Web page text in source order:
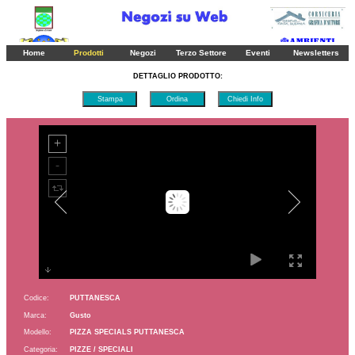
Home Prodotti Negozi Terzo Settore Eventi Newsletters
Pagina 1 4 6 7 10 12 14 16 17 20 21 23
25
26 27 30 31
DETTAGLIO PRODOTTO:
Stampa Ordina Chiedi Info
Codice: PUTTANESCA
Marca: Gusto
Modello: PIZZA SPECIALS PUTTANESCA
Categoria: PIZZE / SPECIALI